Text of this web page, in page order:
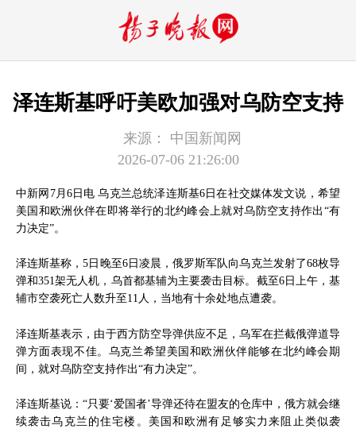
泽连斯基呼吁美欧加强对乌防空支持
来源：
中国新闻网
2026-07-06 21:26:00
中新网7月6日电 乌克兰总统泽连斯基6日在社交媒体发文说，希望
美国和欧洲伙伴在即将举行的北约峰会上就对乌防空支持作出“有
力决定”。
泽连斯基称，5日晚至6日凌晨，俄罗斯军队向乌克兰发射了68枚导
弹和351架无人机，乌首都基辅为主要袭击目标。截至6日上午，基
辅市空袭死亡人数升至11人，当地有十余处地点遭袭。
泽连斯基表示，由于西方防空导弹供应不足，乌军在拦截俄弹道导
弹方面表现不佳。乌克兰希望美国和欧洲伙伴能够在北约峰会期
间，就对乌防空支持作出“有力决定”。
泽连斯基说：“只要‘爱国者’导弹还待在盟友的仓库中，俄方就会继
续袭击乌克兰的住宅楼。美国和欧洲有足够实力来阻止类似袭